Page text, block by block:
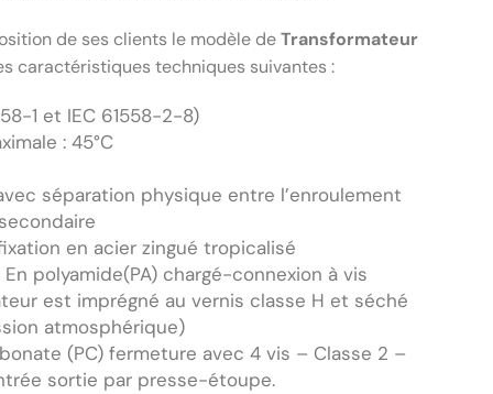
de ses clients le modèle deTransformateur
caractéristiques techniques suivantes :
1 et IEC 61558-2-8)
: 45°C
séparation physique entre l’enroulement
en acier zingué tropicalisé
polyamide(PA) chargé-connexion à vis
est imprégné au vernis classe H et séché
atmosphérique)
(PC) fermeture avec 4 vis – Classe 2 –
sortie par presse-étoupe.